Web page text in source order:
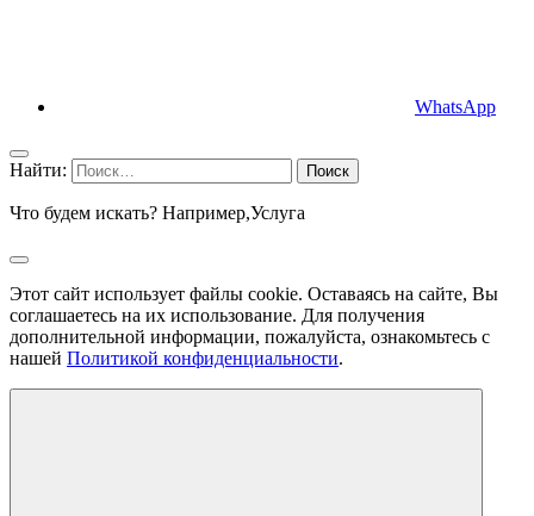
WhatsApp
Найти:
Что будем искать? Например,Услуга
Этот сайт использует файлы cookie. Оставаясь на сайте, Вы
соглашаетесь на их использование. Для получения
дополнительной информации, пожалуйста, ознакомьтесь с
нашей Политикой конфиденциальности.